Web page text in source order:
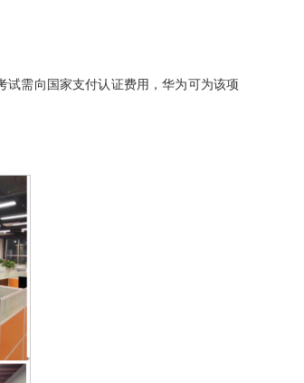
试需向国家支付认证费用，华为可为该项